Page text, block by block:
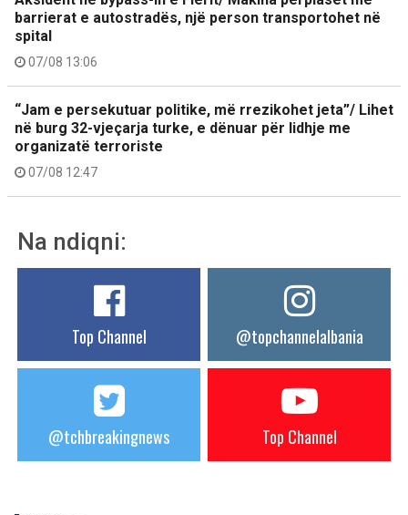
barrierat e autostradës, një person transportohet në
spital
07/08 13:06
“Jam e persekutuar politike, më rrezikohet jeta”/ Lihet
në burg 32-vjeçarja turke, e dënuar për lidhje me
organizatë terroriste
07/08 12:47
Na ndiqni:
Top Channel @topchannelalbania
@tchbreakingnews Top Channel